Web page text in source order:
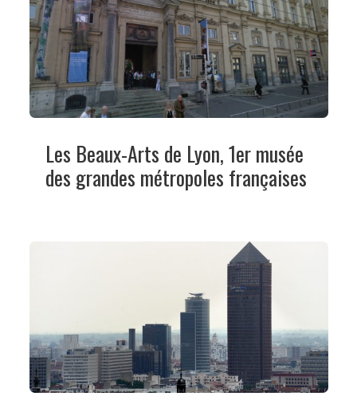
Les Beaux-Arts de Lyon, 1er musée
des grandes métropoles françaises